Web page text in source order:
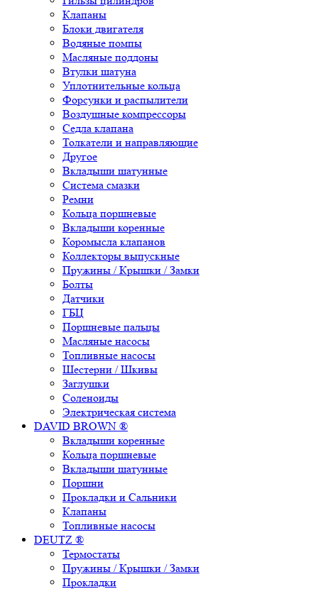
Клапаны
Блоки двигателя
Водяные помпы
Масляные поддоны
Втулки шатуна
Уплотнительные кольца
Форсунки и распылители
Воздушные компрессоры
Седла клапана
Толкатели и направляющие
Другое
Вкладыши шатунные
Система смазки
Ремни
Кольца поршневые
Вкладыши коренные
Коромысла клапанов
Коллекторы выпускные
Пружины / Крышки / Замки
Болты
Датчики
ГБЦ
Поршневые пальцы
Масляные насосы
Топливные насосы
Шестерни / Шкивы
Заглушки
Соленоиды
Электрическая система
DAVID BROWN ®
Вкладыши коренные
Кольца поршневые
Вкладыши шатунные
Поршни
Прокладки и Сальники
Клапаны
Топливные насосы
DEUTZ ®
Термостаты
Пружины / Крышки / Замки
Прокладки